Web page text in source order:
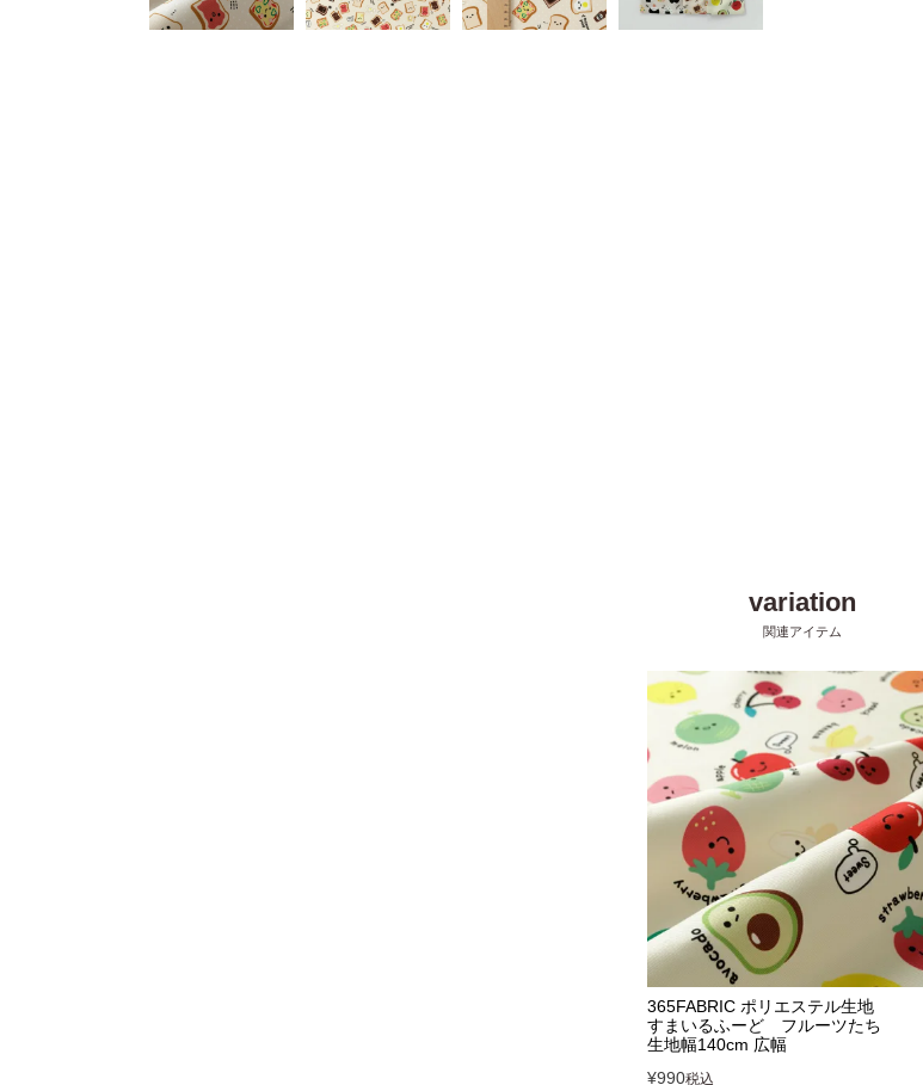
365FABRIC ポリエステル生地
すまいるふーど フルーツたち
生地幅140cm 広幅
¥990税込